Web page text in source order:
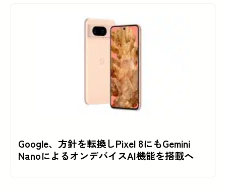
Google、方針を転換しPixel 8にもGemini
NanoによるオンデバイスAI機能を搭載へ